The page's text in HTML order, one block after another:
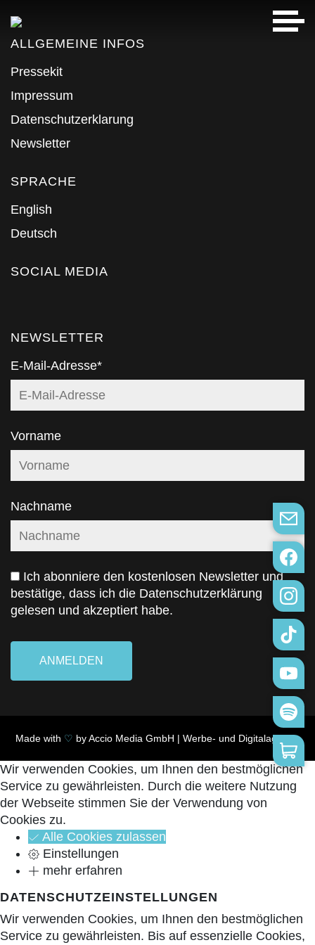
ALLGEMEINE INFOS
Pressekit
Impressum
Datenschutzerklarung
Newsletter
SPRACHE
English
Deutsch
SOCIAL MEDIA
NEWSLETTER
E-Mail-Adresse*
Vorname
Nachname
Ich abonniere den kostenlosen Newsletter und
bestätige, dass ich die Datenschutzerklärung
gelesen und akzeptiert habe.
ANMELDEN
Made with ♡ byAccio Media GmbH | Werbe- und Digitalagentur
Wir verwenden Cookies, um Ihnen den bestmöglichen
Service zu gewährleisten. Durch die weitere Nutzung
der Webseite stimmen Sie der Verwendung von
Cookies zu.
Alle Cookies zulassen
Einstellungen
mehr erfahren
DATENSCHUTZEINSTELLUNGEN
Wir verwenden Cookies, um Ihnen den bestmöglichen
Service zu gewährleisten. Bis auf essenzielle Cookies,